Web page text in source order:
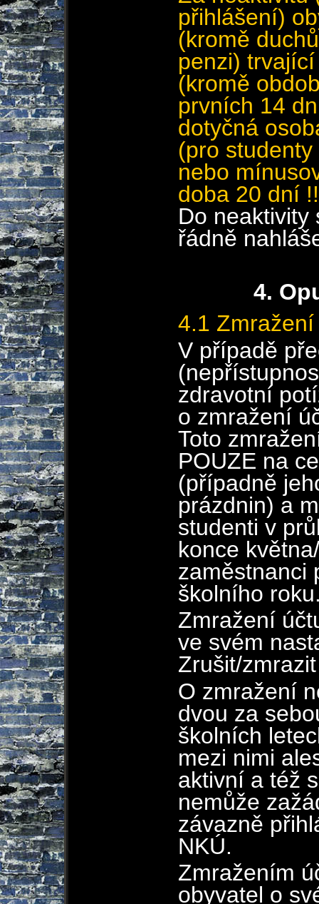
přihlášení)
(kromě
penzi)
(kromě
prvních 14
dotyčná
(pro
nebo
doba 20 dní
Do
řádně
4.
4.1
V případě
zdravotní
o zmražení
Toto
POUZE na
(případně
prázdnin) a
studenti v
konce
zaměstnanci
školního
Zmražení
ve svém
Zrušit/
O zmražení
dvou za
školních
mezi nimi
aktivní a též
nemůže
závazně
NKÚ.
Zmražením
obyvatel o